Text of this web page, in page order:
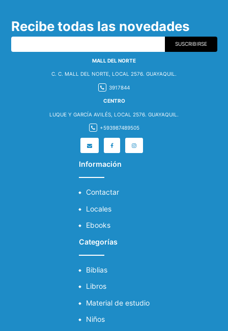
Recibe todas las novedades
SUSCRIBIRSE
MALL DEL NORTE
C. C. MALL DEL NORTE, LOCAL 2576. GUAYAQUIL.
3917844
CENTRO
LUQUE Y GARCÍA AVILÉS, LOCAL 2576. GUAYAQUIL.
+593987489505
Información
Contactar
Locales
Ebooks
Categorías
Biblias
Libros
Material de estudio
Niños